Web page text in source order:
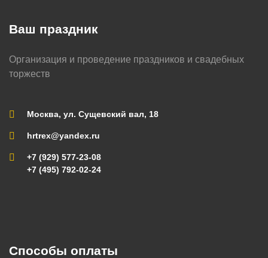
Ваш праздник
Организация и проведение праздников и свадебных
торжеств
Москва, ул. Сущевский вал, 18
hrtrex@yandex.ru
+7 (929) 577-23-08
+7 (495) 792-02-24
Способы оплаты